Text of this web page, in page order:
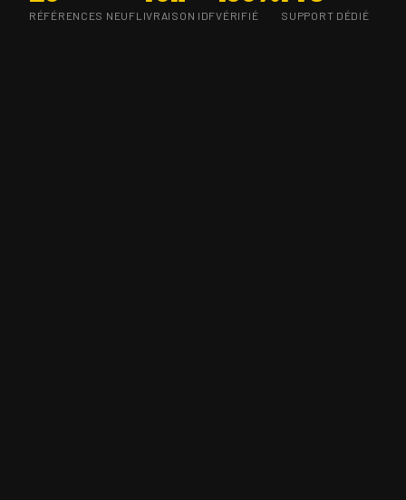
RÉFÉRENCES NEUFLIVRAISON IDFVÉRIFIÉ SUPPORT DÉDIÉ